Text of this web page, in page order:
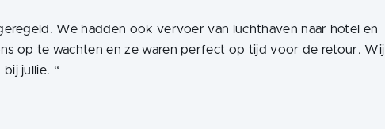
We hadden ook vervoer van luchthaven naar hotel en
op te wachten en ze waren perfect op tijd voor de retour. Wij
jullie. “